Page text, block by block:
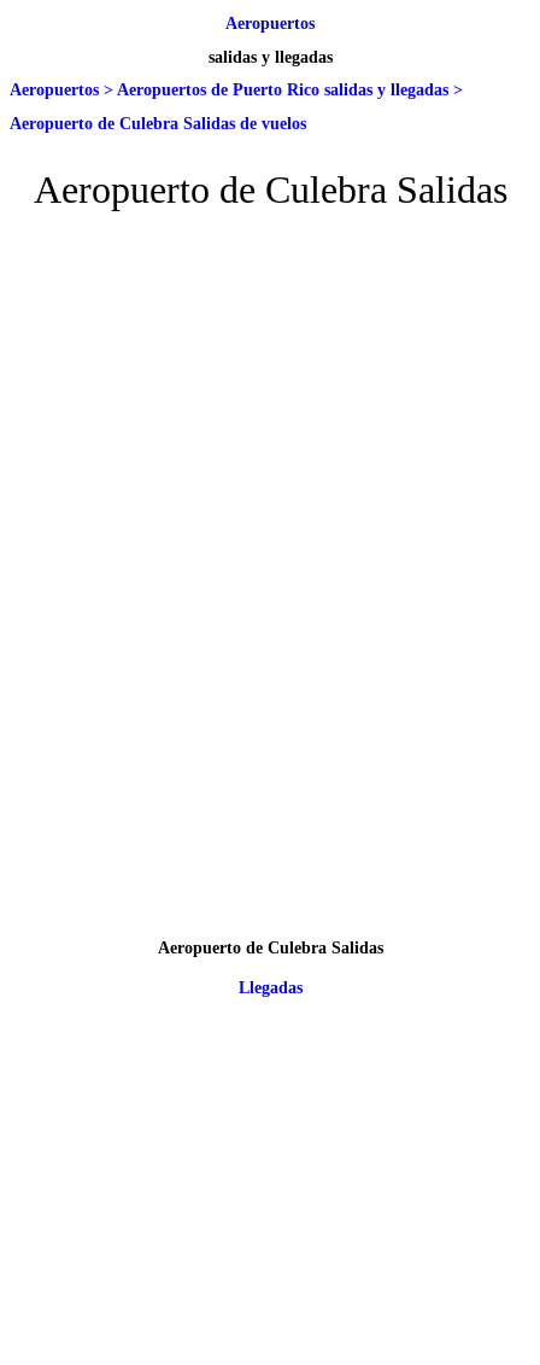
Aeropuertos
salidas y llegadas
Aeropuertos > Aeropuertos de Puerto Rico salidas y llegadas >
Aeropuerto de Culebra Salidas de vuelos
Aeropuerto de Culebra Salidas
Aeropuerto de Culebra Salidas
Llegadas